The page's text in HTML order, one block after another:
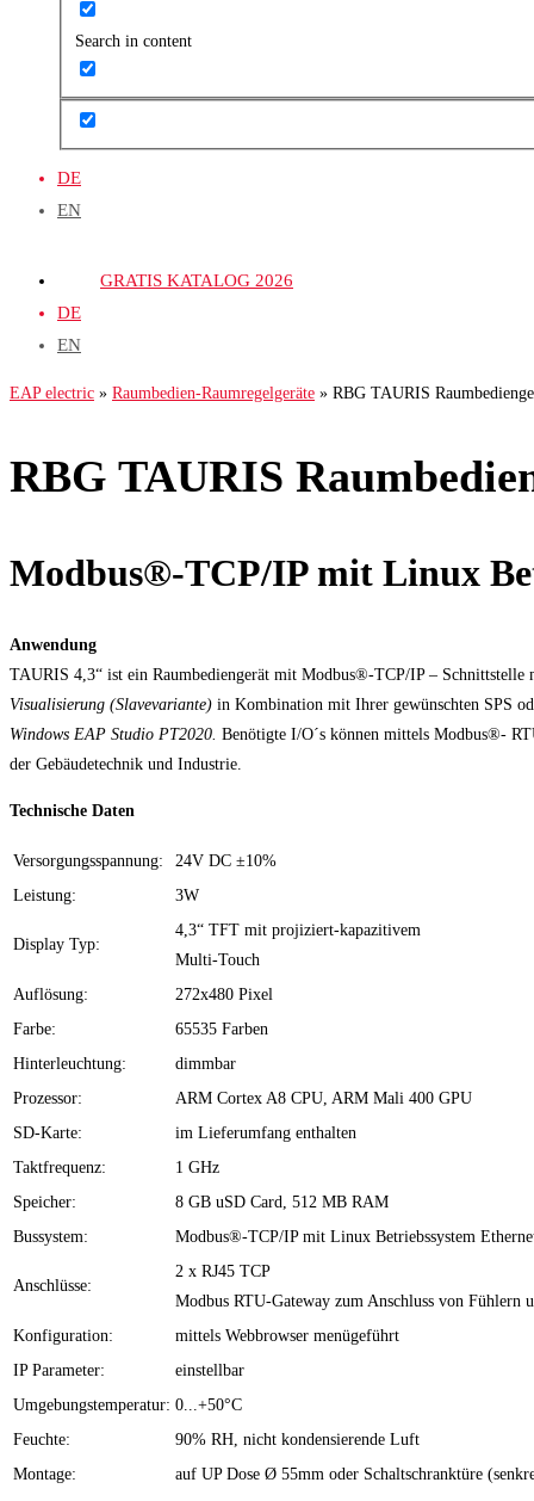
Search in content
DE
EN
GRATIS KATALOG 2026
DE
EN
EAP electric » Raumbedien-Raumregelgeräte » RBG TAURIS
RBG TAURIS
Modbus®-TCP/IP mit Linux
Anwendung
TAURIS 4,3“ ist ein Raumbediengerät mit Modbus®-TCP/IP –
Visualisierung (Slavevariante) in Kombination mit Ihrer gewünschten SPS
Windows EAP Studio PT2020. Benötigte I/O´s können mittels Modbus®-
der Gebäudetechnik und Industrie.
Technische Daten
Versorgungsspannung:
24V DC ±10%
Leistung:
3W
Display Typ:
4,3“ TFT mit projiziert-kapazitivem
Multi-Touch
Auflösung:
272x480 Pixel
Farbe:
65535 Farben
Hinterleuchtung:
dimmbar
Prozessor:
ARM Cortex A8 CPU, ARM Mali 400 GPU
SD-Karte:
im Lieferumfang enthalten
Taktfrequenz:
1 GHz
Speicher:
8 GB uSD Card, 512 MB RAM
Bussystem:
Modbus®-TCP/IP mit Linux Betriebssystem
Anschlüsse:
2 x RJ45 TCP
Modbus RTU-Gateway zum Anschluss von Fühlern
Konfiguration:
mittels Webbrowser menügeführt
IP Parameter:
einstellbar
Umgebungstemperatur: 0...+50°C
Feuchte:
90% RH, nicht kondensierende Luft
Montage:
auf UP Dose Ø 55mm oder Schaltschranktüre